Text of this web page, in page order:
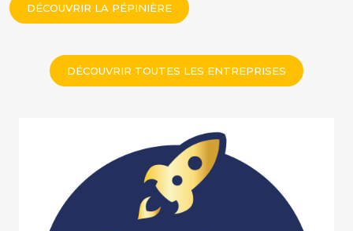
DÉCOUVRIR LA PÉPINIÈRE
DÉCOUVRIR TOUTES LES ENTREPRISES